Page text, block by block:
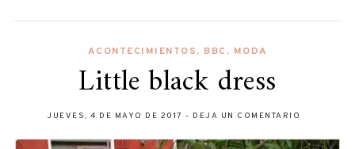
ACONTECIMIENTOS, BBC , MODA
Little black dress
JUEVES, 4 DE MAYO DE 2017 - DEJA UN COMENTARIO